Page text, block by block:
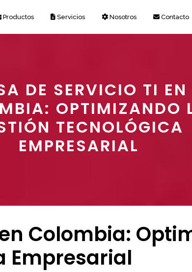
Productos Servicios Nosotros Contacto
DE SERVICIO TI EN
OPTIMIZANDO
TECNOLÓGICA
EMPRESARIAL
Colombia:
Empresarial